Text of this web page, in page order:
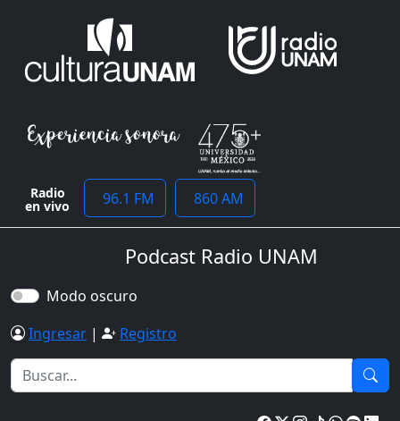
Radio
en vivo 96.1 FM 860 AM
Podcast Radio UNAM
Modo oscuro
Ingresar | Registro